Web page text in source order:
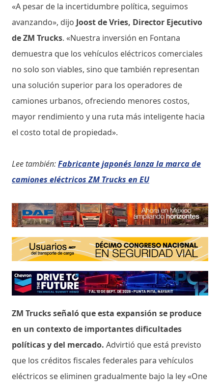
«A pesar de la incertidumbre política, seguimos
avanzando», dijo Joost de Vries, Director Ejecutivo
de ZM Trucks. «Nuestra inversión en Fontana
demuestra que los vehículos eléctricos comerciales
no solo son viables, sino que también representan
una solución superior para los operadores de
camiones urbanos, ofreciendo menores costos,
mayor rendimiento y una ruta más inteligente hacia
el costo total de propiedad».
Lee también:Fabricante japonés lanza la marca de
camiones eléctricos ZM Trucks en EU
ZM Trucks señaló que esta expansión se produce
en un contexto de importantes dificultades
políticas y del mercado. Advirtió que está previsto
que los créditos fiscales federales para vehículos
eléctricos se eliminen gradualmente bajo la ley «One